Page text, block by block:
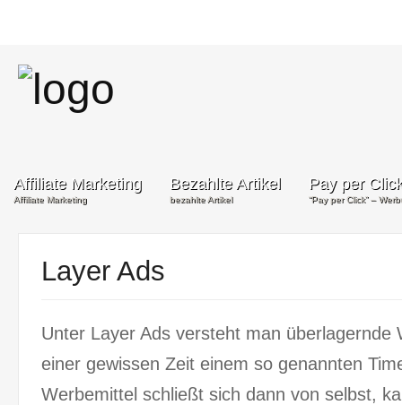
Affiliate Marketing
Affiliate Marketing
Bezahlte Artikel
bezahlte Artikel
Pay per
“Pay per Click” –
Layer Ads
Unter Layer Ads versteht man überlagernde
einer gewissen Zeit einem so genannten
Werbemittel schließt sich dann von selbst,